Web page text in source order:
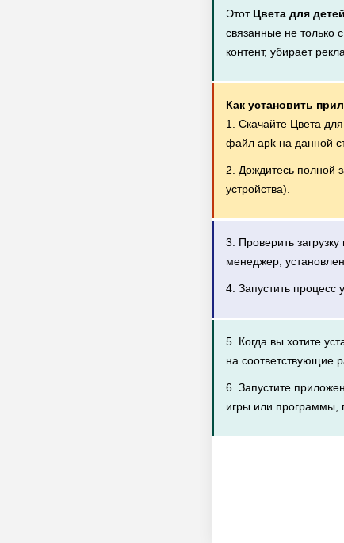
Этот Цвета для
связанные не только
контент, убирает
Как установить
1. Скачайте Цвета
файл apk на данной
2. Дождитесь полной
устройства).
3. Проверить
менеджер,
4. Запустить процесс
5. Когда вы хотите
на соответствующие
6. Запустите
игры или программы,